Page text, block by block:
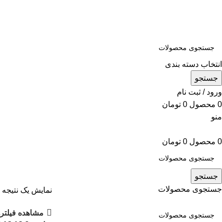
انتخاب دسته بندی
جستجو
ورود / ثبت نام
0 محصول 0 تومان
منو
0 محصول 0 تومان
جستجو
جستجوی محصولات
نمایش یک نتیجه
مشاهده